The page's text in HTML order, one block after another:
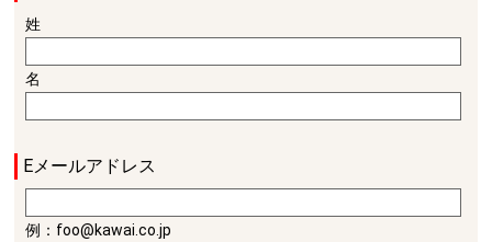
姓
名
Eメールアドレス
例：foo@kawai.co.jp